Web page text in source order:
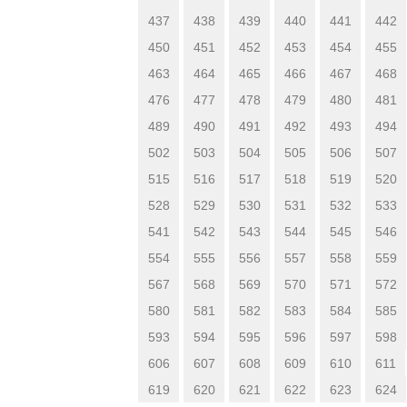
437
438 439 440 441
442
450
451 452 453 454
455
463
464 465 466 467
468
476
477 478 479 480
481
489
490 491 492 493
494
502
503 504 505 506
507
515
516 517 518 519
520
528
529 530 531 532
533
541
542 543 544 545
546
554
555 556 557 558
559
567
568 569 570 571
572
580
581 582 583 584
585
593
594 595 596 597
598
606
607 608 609 610
611
619
620 621 622 623 624